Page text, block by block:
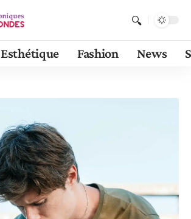
Esthétique Fashion News